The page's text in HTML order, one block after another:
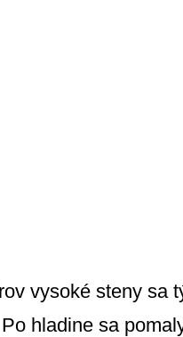
vysoké steny sa
hladine sa